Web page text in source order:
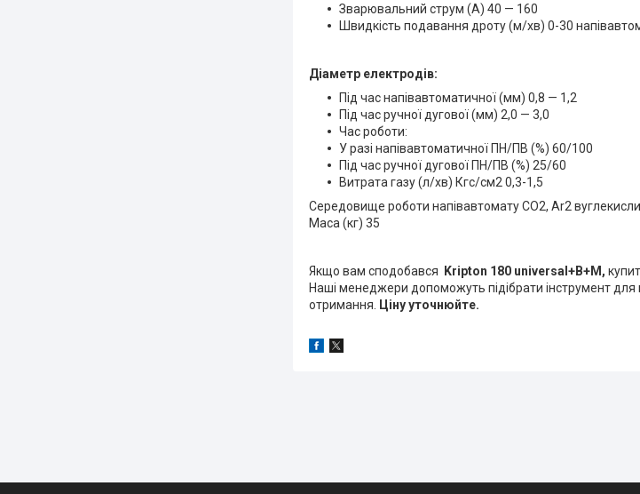
Зварювальний струм (А) 40 — 160
Швидкість подавання дроту (м/хв) 0-30
Діаметр електродів:
Під час напівавтоматичної (мм) 0,8 — 1,2
Під час ручної дугової (мм) 2,0 — 3,0
Час роботи:
У разі напівавтоматичної ПН/ПВ (%) 60/100
Під час ручної дугової ПН/ПВ (%) 25/60
Витрата газу (л/хв) Кгс/см2 0,3-1,5
Середовище роботи напівавтомату CO2, Ar2
Маса (кг) 35
Якщо вам сподобався Kripton 180 universal+B+M,
Наші менеджери допоможуть підібрати інструмент для
отримання.
Ціну уточнюйте.